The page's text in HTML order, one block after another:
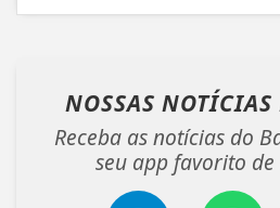
NOSSAS NOTÍCIAS
Receba as notícias do
seu app favorito de